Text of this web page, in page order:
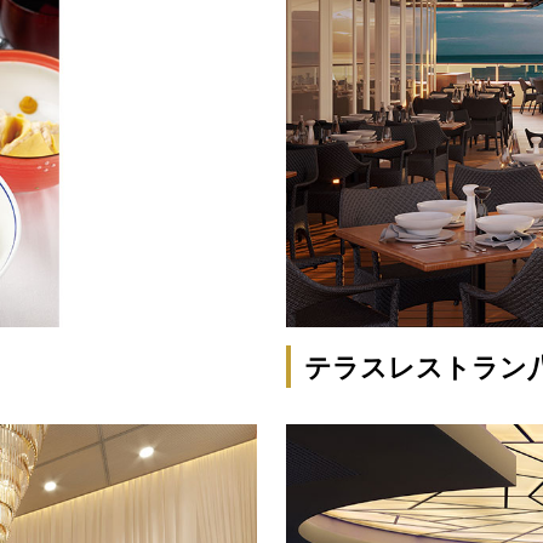
テラスレストラン